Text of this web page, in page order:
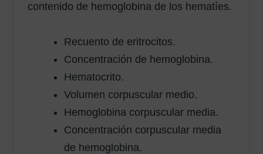
contenido de hemoglobina de los hematíes.
Recuento de eritrocitos.
Concentración de hemoglobina.
Hematocrito.
Volumen corpuscular medio.
Hemoglobina corpuscular media.
Concentración corpuscular media
de hemoglobina.